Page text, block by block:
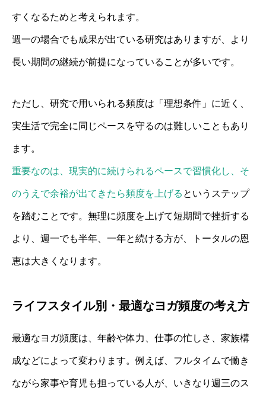
すくなるためと考えられます。
週一の場合でも成果が出ている研究はありますが、より
長い期間の継続が前提になっていることが多いです。
ただし、研究で用いられる頻度は「理想条件」に近く、
実生活で完全に同じペースを守るのは難しいこともあり
ます。
重要なのは、現実的に続けられるペースで習慣化し、そ
のうえで余裕が出てきたら頻度を上げる というステップ
を踏むことです。無理に頻度を上げて短期間で挫折する
より、週一でも半年、一年と続ける方が、トータルの恩
恵は大きくなります。
ライフスタイル別・最適なヨガ頻度の考え方
最適なヨガ頻度は、年齢や体力、仕事の忙しさ、家族構
成などによって変わります。例えば、フルタイムで働き
ながら家事や育児も担っている人が、いきなり週三のス